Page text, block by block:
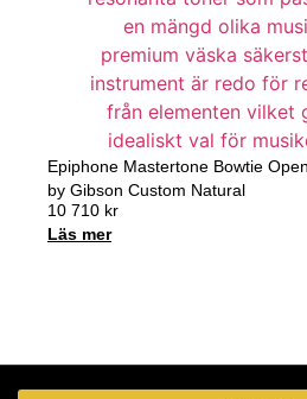
Epiphone Mastertone Bowtie
by Gibson Custom Natural
10 710 kr
Läs mer